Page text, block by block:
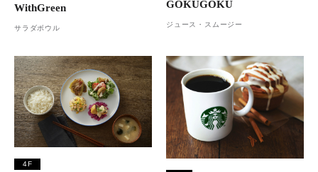
WithGreen
サラダボウル
GOKUGOKU
ジュース・スムージー
4F